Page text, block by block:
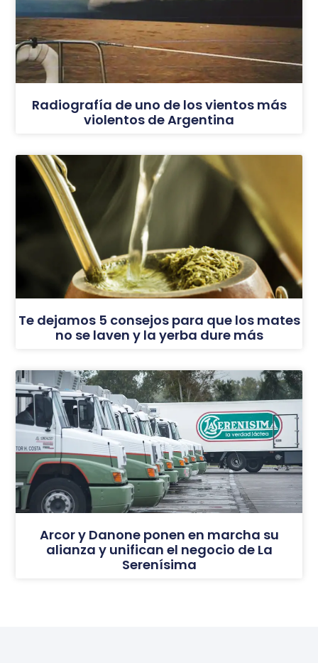
Radiografía de uno de los vientos más
violentos de Argentina
Te dejamos 5 consejos para que los mates
no se laven y la yerba dure más
Arcor y Danone ponen en marcha su
alianza y unifican el negocio de La
Serenísima